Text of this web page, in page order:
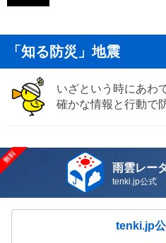
「知る防災」地震
いざという時にあわ
確かな情報と行動で
雨雲レー
tenki.jp公式
tenki.jp